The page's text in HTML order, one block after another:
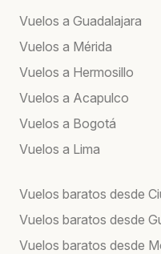
Vuelos a Guadalajara
Vuelos a Mérida
Vuelos a Hermosillo
Vuelos a Acapulco
Vuelos a Bogotá
Vuelos a Lima
Vuelos baratos desde
Vuelos baratos desde
Vuelos baratos desde